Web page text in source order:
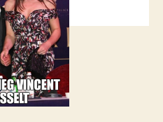
Bellucci
bejegyzéshez